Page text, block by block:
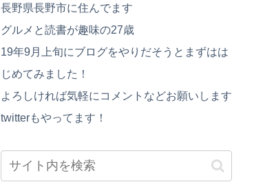
長野県長野市に住んでます
グルメと読書が趣味の27歳
19年9月上旬にブログをやりだそうとまずはは
じめてみました！
よろしければ気軽にコメントなどお願いします
twitterもやってます！